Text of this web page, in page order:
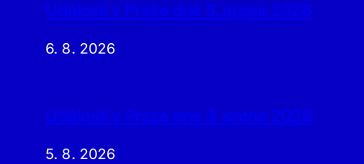
Události v Praze dne 5. srpna 2026
6. 8. 2026
Události v Praze dne 4. srpna 2026
5. 8. 2026